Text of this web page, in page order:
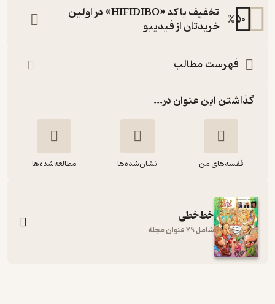
%50
تخفیف با کد «HIFIDIBO» در اولین
خریدتان از فیدیبو
فهرست مطالب
گذاشتن این عنوان در...
قفسه‌های من نشان‌شده‌ها مطالعه‌شده‌ها
خط‌خطی
شامل 79 عنوان مجله